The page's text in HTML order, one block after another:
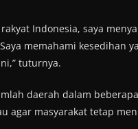
Indonesia, saya
memahami kesedihan
tuturnya.
daerah dalam
agar masyarakat tetap